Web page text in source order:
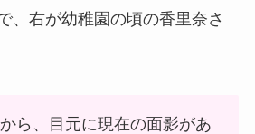
、右が幼稚園の頃の香里奈さ
ら、目元に現在の面影があ